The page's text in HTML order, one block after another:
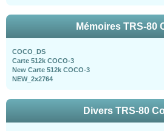
Mémoires TRS-80
COCO_DS
Carte 512k COCO-3
New Carte 512k COCO-3
NEW_2x2764
Divers TRS-80